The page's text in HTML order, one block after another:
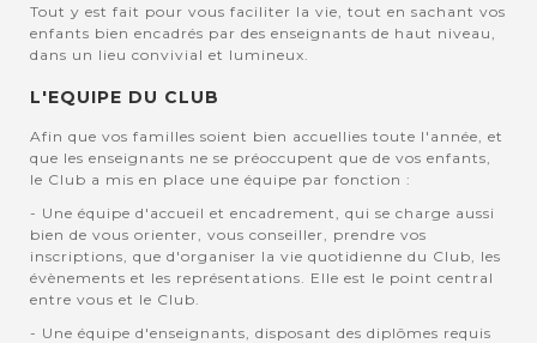
Tout y est fait pour vous faciliter la vie, tout en sachant vos
enfants bien encadrés par des enseignants de haut niveau,
dans un lieu convivial et lumineux.
L'EQUIPE DU CLUB
Afin que vos familles soient bien accuellies toute l'année, et
que les enseignants ne se préoccupent que de vos enfants,
le Club a mis en place une équipe par fonction :
- Une équipe d'accueil et encadrement, qui se charge aussi
bien de vous orienter, vous conseiller, prendre vos
inscriptions, que d'organiser la vie quotidienne du Club, les
évènements et les représentations. Elle est le point central
entre vous et le Club.
- Une équipe d'enseignants, disposant des diplômes requis